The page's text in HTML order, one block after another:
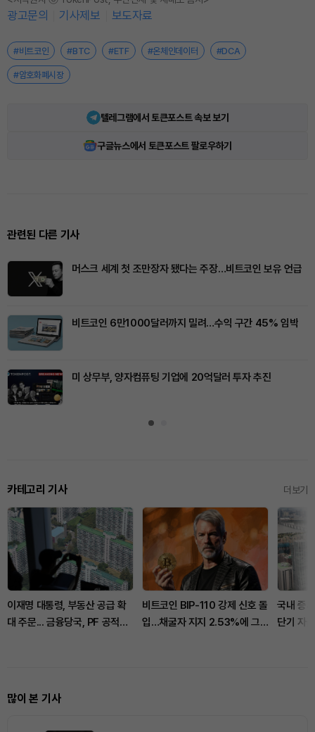
광고문의 기사제보 보도자료
#비트코인 #BTC #ETF #온체인데이터 #DCA
#암호화폐시장
텔레그램에서 토큰포스트 속보 보기
구글뉴스에서 토큰포스트 팔로우하기
관련된 다른 기사
머스크 세계 첫 조만장자 됐다는 주장…비트코인 보유 언급
비트코인 6만1000달러까지 밀려…수익 구간 45% 임박
미 상무부, 양자컴퓨팅 기업에 20억달러 투자 추진
카테고리 기사 더보기
이재명 대통령, 부동산 공급 확
대 주문... 금융당국, PF 공적보
비트코인 BIP-110 강제 신호 돌
입…채굴자 지지 2.53%에 그
국내 증
단기 자
많이 본 기사